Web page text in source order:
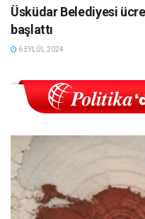
Üsküdar Belediyesi
başlattı
6 EYLÜL 2024